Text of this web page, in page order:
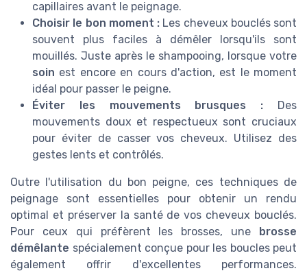
capillaires avant le peignage.
Choisir le bon moment : Les cheveux bouclés sont
souvent plus faciles à démêler lorsqu'ils sont
mouillés. Juste après le shampooing, lorsque votre
soin est encore en cours d'action, est le moment
idéal pour passer le peigne.
Éviter les mouvements brusques : Des
mouvements doux et respectueux sont cruciaux
pour éviter de casser vos cheveux. Utilisez des
gestes lents et contrôlés.
Outre l'utilisation du bon peigne, ces techniques de
peignage sont essentielles pour obtenir un rendu
optimal et préserver la santé de vos cheveux bouclés.
Pour ceux qui préfèrent les brosses, une brosse
démêlante spécialement conçue pour les boucles peut
également offrir d'excellentes performances.